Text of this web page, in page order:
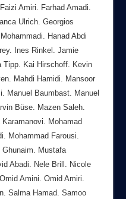
Amiri. Farhad Amadi.
Ulrich. Georgios
Hanad Abdi
Ines Rinkel. Jamie
Tipp. Kai Hirschoff. Kevin
Mahdi Hamidi. Mansoor
Manuel Baumbast. Manuel
Büse. Mazen Saleh.
Mohamad
Mohammad Farousi.
Ghunaim. Mustafa
Abadi. Nele Brill. Nicole
Amini. Omid Amiri.
Salma Hamad. Samoo